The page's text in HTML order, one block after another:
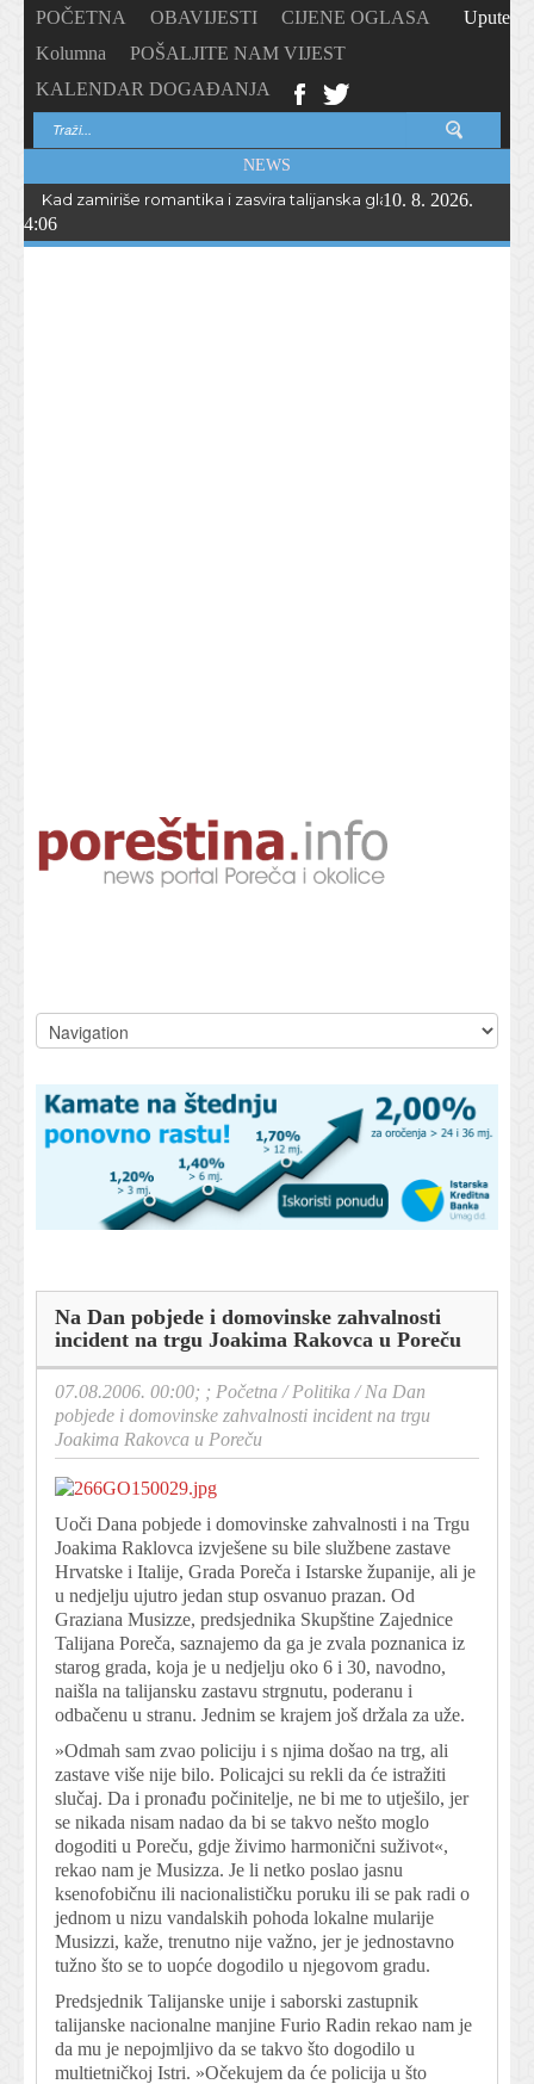
POČETNA OBAVIJESTI
CIJENE OGLASA
Kolumna
POŠALJITE NAM VIJEST
KALENDAR DOGAĐANJA
Upute
NEWS
Kad zamiriše romantika i zasvira talijanska glazba… Peta „Serata
10. 8. 2026.
4:06
Na Dan pobjede i domovinske zahvalnosti
incident na trgu Joakima Rakovca u Poreču
07.08.2006. 00:00; ; Početna /Politika /Na Dan
pobjede i domovinske zahvalnosti incident na trgu
Joakima Rakovca u Poreču
Uoči Dana pobjede i domovinske zahvalnosti i na Trgu
Joakima Raklovca izvješene su bile službene zastave
Hrvatske i Italije, Grada Poreča i Istarske županije, ali je
u nedjelju ujutro jedan stup osvanuo prazan. Od
Graziana Musizze, predsjednika Skupštine Zajednice
Talijana Poreča, saznajemo da ga je zvala poznanica iz
starog grada, koja je u nedjelju oko 6 i 30, navodno,
naišla na talijansku zastavu strgnutu, poderanu i
odbačenu u stranu. Jednim se krajem još držala za uže.
»Odmah sam zvao policiju i s njima došao na trg, ali
zastave više nije bilo. Policajci su rekli da će istražiti
slučaj. Da i pronađu počinitelje, ne bi me to utješilo, jer
se nikada nisam nadao da bi se takvo nešto moglo
dogoditi u Poreču, gdje živimo harmonični suživot«,
rekao nam je Musizza. Je li netko poslao jasnu
ksenofobičnu ili nacionalističku poruku ili se pak radi o
jednom u nizu vandalskih pohoda lokalne mularije
Musizzi, kaže, trenutno nije važno, jer je jednostavno
tužno što se to uopće dogodilo u njegovom gradu.
Predsjednik Talijanske unije i saborski zastupnik
talijanske nacionalne manjine Furio Radin rekao nam je
da mu je nepojmljivo da se takvo što dogodilo u
multietničkoj Istri. »Očekujem da će policija u što